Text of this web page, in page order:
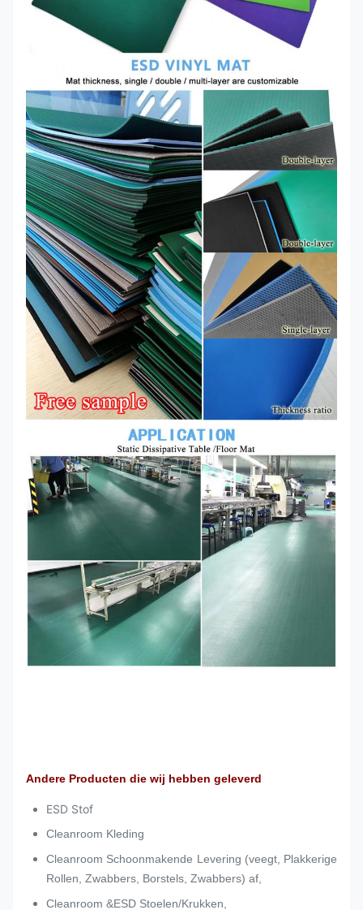
Andere Producten die wij hebben geleverd
ESD Stof
Cleanroom Kleding
Cleanroom Schoonmakende Levering (veegt, Plakkerige
Rollen, Zwabbers, Borstels, Zwabbers) af,
Cleanroom &ESD Stoelen/Krukken,